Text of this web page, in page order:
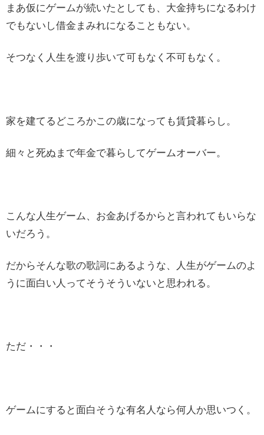
まあ仮にゲームが続いたとしても、大金持ちになるわけ
でもないし借金まみれになることもない。
そつなく人生を渡り歩いて可もなく不可もなく。
家を建てるどころかこの歳になっても賃貸暮らし。
細々と死ぬまで年金で暮らしてゲームオーバー。
こんな人生ゲーム、お金あげるからと言われてもいらな
いだろう。
だからそんな歌の歌詞にあるような、人生がゲームのよ
うに面白い人ってそうそういないと思われる。
ただ・・・
ゲームにすると面白そうな有名人なら何人か思いつく。